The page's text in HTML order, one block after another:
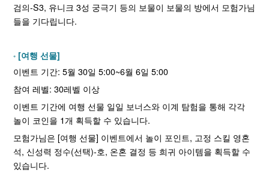
검의-S3, 유니크 3성 궁극기 등의 보물이 보물의 방에서 모험가님
들을 기다립니다.
[여행 선물]
이벤트 기간: 5월 30일 5:00~6월 6일 5:00
참여 레벨: 30레벨 이상
이벤트 기간에 여행 선물 일일 보너스와 이계 탐험을 통해 각각
놀이 코인을 1개 획득할 수 있습니다.
모험가님은 [여행 선물] 이벤트에서 놀이 포인트, 고정 스킬 영혼
석, 신성력 정수(선택)-호, 온혼 결정 등 희귀 아이템을 획득할 수
있습니다.